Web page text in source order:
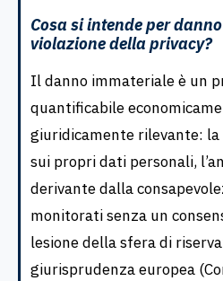
Cosa si intende per
violazione della privacy?
Il danno immateriale è un
quantificabile
giuridicamente rilevante:
sui propri dati personali,
derivante dalla
monitorati senza un
lesione della sfera di
giurisprudenza europea